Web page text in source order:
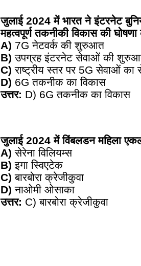
जुलाई 2024 में भारत ने इंटरनेट
महत्वपूर्ण तकनीकी विकास की
A) 7G नेटवर्क की शुरुआत
B) उपग्रह इंटरनेट सेवाओं की
C) राष्ट्रीय स्तर पर 5G सेवाओं
D) 6G तकनीक का विकास
उत्तर: D) 6G तकनीक का विकास
जुलाई 2024 में विंबलडन महिला
A) सेरेना विलियम्स
B) इगा स्विएटेक
C) बारबोरा क्रेजीकुवा
D) नाओमी ओसाका
उत्तर: C) बारबोरा क्रेजीकुवा